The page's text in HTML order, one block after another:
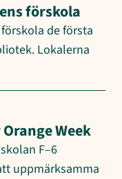
förskola
de första
Lokalerna
Week
F–6
uppmärksamma